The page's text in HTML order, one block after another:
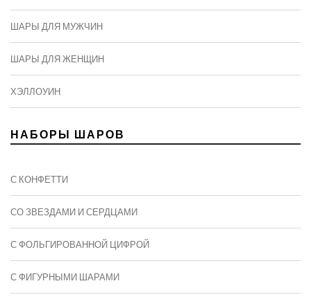
ШАРЫ ДЛЯ МУЖЧИН
ШАРЫ ДЛЯ ЖЕНЩИН
ХЭЛЛОУИН
НАБОРЫ ШАРОВ
С КОНФЕТТИ
СО ЗВЕЗДАМИ И СЕРДЦАМИ
С ФОЛЬГИРОВАННОЙ ЦИФРОЙ
С ФИГУРНЫМИ ШАРАМИ